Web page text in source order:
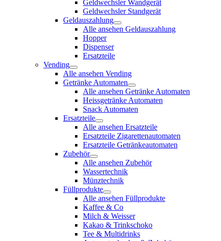
Geldwechsler Wandgerät
Geldwechsler Standgerät
Geldauszahlung
Alle ansehen Geldauszahlung
Hopper
Dispenser
Ersatzteile
Vending
Alle ansehen Vending
Getränke Automaten
Alle ansehen Getränke Automaten
Heissgetränke Automaten
Snack Automaten
Ersatzteile
Alle ansehen Ersatzteile
Ersatzteile Zigarettenautomaten
Ersatzteile Getränkeautomaten
Zubehör
Alle ansehen Zubehör
Wassertechnik
Münztechnik
Füllprodukte
Alle ansehen Füllprodukte
Kaffee & Co
Milch & Weisser
Kakao & Trinkschoko
Tee & Multidrinks